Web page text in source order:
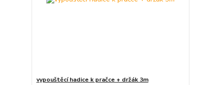
vypouštěcí hadice k pračce + držák 3m